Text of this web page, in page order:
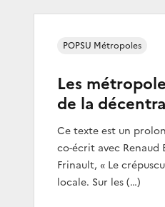
Les
de la
Ce texte est un
co-écrit avec Renaud
Frinault, « Le
locale. Sur les (…)
POPSU Métropoles